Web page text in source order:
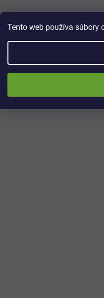
Tento web používa